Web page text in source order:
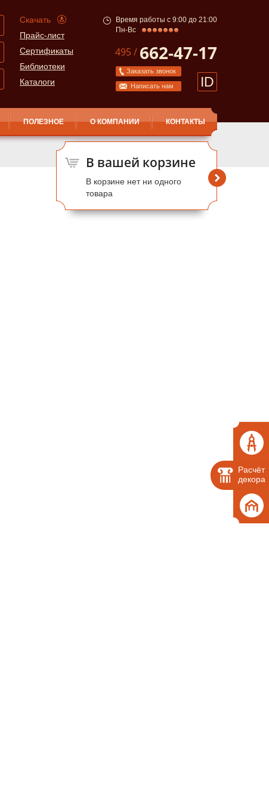
Расчёт
декора
Скачать
Прайс-лист
Сертификаты
Библиотеки
Каталоги
Время работы с 9:00 до 21:00
Пн-Вс
495 / 662-47-17
Заказать звонок
Написать нам ID
ПОЛЕЗНОЕ О КОМПАНИИ КОНТАКТЫ
В вашей корзине
В корзине нет ни одного
товара